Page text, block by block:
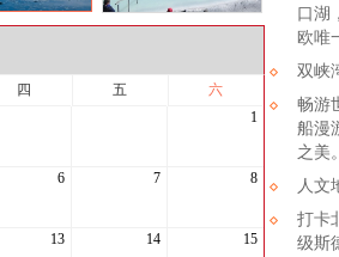
四 五
六
1
6 7 8
13 14 15
口湖
欧唯
双峡
畅游
船漫
之美。
人文
打卡
级斯